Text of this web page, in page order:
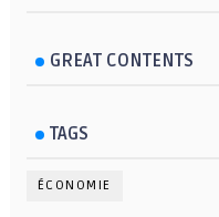
GREAT CONTENTS
TAGS
ÉCONOMIE